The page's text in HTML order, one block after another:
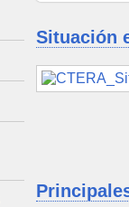
Situación